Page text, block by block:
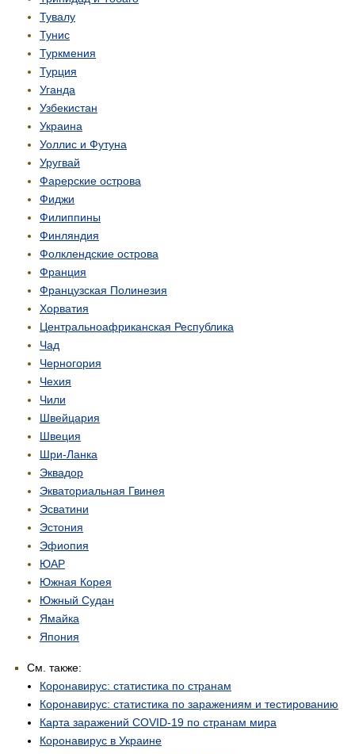
Тувалу
Тунис
Туркмения
Турция
Уганда
Узбекистан
Украина
Уоллис и Футуна
Уругвай
Фарерские острова
Фиджи
Филиппины
Финляндия
Фолклендские острова
Франция
Французская Полинезия
Хорватия
Центрально­африканская Республика
Чад
Черногория
Чехия
Чили
Швейцария
Швеция
Шри-Ланка
Эквадор
Экваториальная Гвинея
Эсватини
Эстония
Эфиопия
ЮАР
Южная Корея
Южный Судан
Ямайка
Япония
См. также:
Коронавирус: статистика по странам
Коронавирус: статистика по заражениям и тестированию
Карта заражений COVID-19 по странам мира
Коронавирус в Украине